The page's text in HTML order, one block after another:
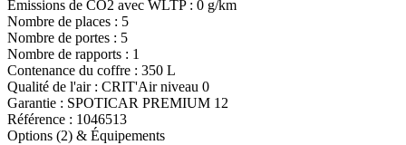
Émissions de CO2 avec WLTP : 0 g/km
Nombre de places : 5
Nombre de portes : 5
Nombre de rapports : 1
Contenance du coffre : 350 L
Qualité de l'air : CRIT'Air niveau 0
Garantie : SPOTICAR PREMIUM 12
Référence : 1046513
Options (2) & Équipements